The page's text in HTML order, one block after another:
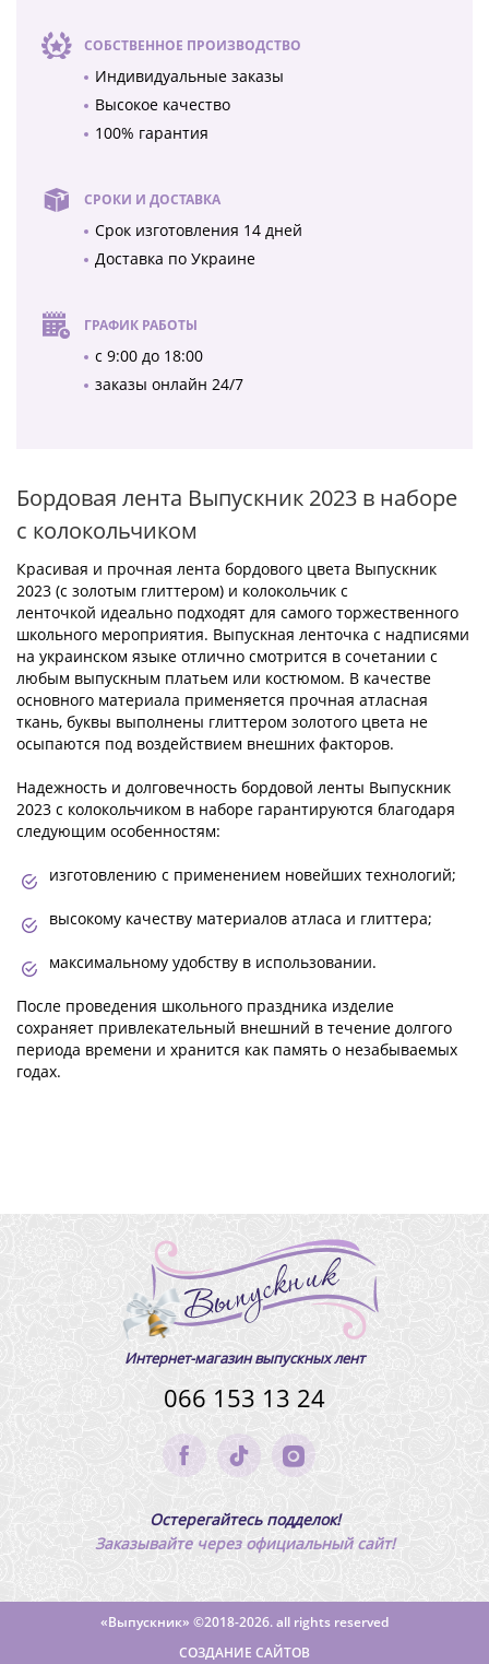
СОБСТВЕННОЕ ПРОИЗВОДСТВО
Индивидуальные заказы
Высокое качество
100% гарантия
СРОКИ И ДОСТАВКА
Срок изготовления 14 дней
Доставка по Украине
ГРАФИК РАБОТЫ
с 9:00 до 18:00
заказы онлайн 24/7
Бордовая лента Выпускник 2023 в наборе
с колокольчиком
Красивая и прочная лента бордового цвета Выпускник
2023 (с золотым глиттером) и колокольчик с
ленточкой идеально подходят для самого торжественного
школьного мероприятия. Выпускная ленточка с надписями
на украинском языке отлично смотрится в сочетании с
любым выпускным платьем или костюмом. В качестве
основного материала применяется прочная атласная
ткань, буквы выполнены глиттером золотого цвета не
осыпаются под воздействием внешних факторов.
Надежность и долговечность бордовой ленты Выпускник
2023 с колокольчиком в наборе гарантируются благодаря
следующим особенностям:
изготовлению с применением новейших технологий;
высокому качеству материалов атласа и глиттера;
максимальному удобству в использовании.
После проведения школьного праздника изделие
сохраняет привлекательный внешний в течение долгого
периода времени и хранится как память о незабываемых
годах.
Интернет-магазин выпускных лент
066 153 13 24
Остерегайтесь подделок!
Заказывайте через официальный сайт!
«Выпускник» ©2018-2026. all rights reserved
СОЗДАНИЕ САЙТОВ